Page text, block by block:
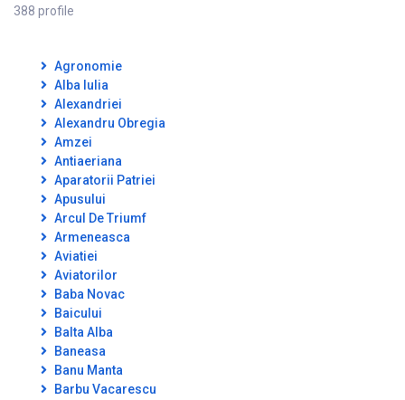
388 profile
Agronomie
Alba Iulia
Alexandriei
Alexandru Obregia
Amzei
Antiaeriana
Aparatorii Patriei
Apusului
Arcul De Triumf
Armeneasca
Aviatiei
Aviatorilor
Baba Novac
Baicului
Balta Alba
Baneasa
Banu Manta
Barbu Vacarescu